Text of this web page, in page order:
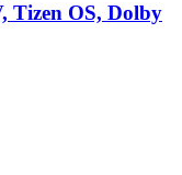
Tizen OS, Dolby